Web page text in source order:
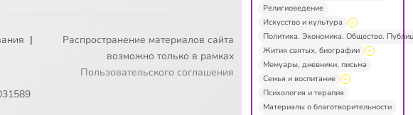
|
Распространение материалов сайта
возможно только в рамках
Пользовательского соглашения
Религиоведение
Искусство и культура
Политика. Экономика. Общество.
Жития святых, биографии
Мемуары, дневники, письма
Семья и воспитание
Психология и терапия
Материалы о благотворительности